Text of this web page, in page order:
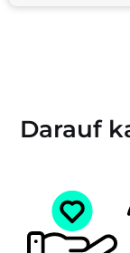
Darauf